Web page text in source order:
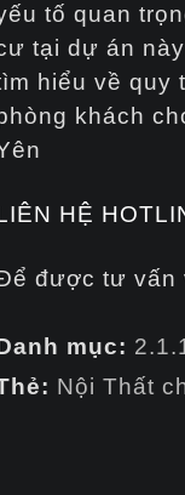
tố quan
tại dự án
hiểu về quy
khách
HỆ
được tư vấn
mục:
Nội Thất